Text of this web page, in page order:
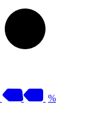
%